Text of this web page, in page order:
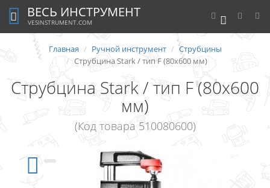
0
ВЕСЬ ИНСТРУМЕНТ
VESINSTRUMENT.COM
Главная Ручной инструмент
Струбцины
Струбцина Stark / тип F (80x600 мм)
Струбцина Stark / тип F (80x600
мм)
(Код товара 510080600)